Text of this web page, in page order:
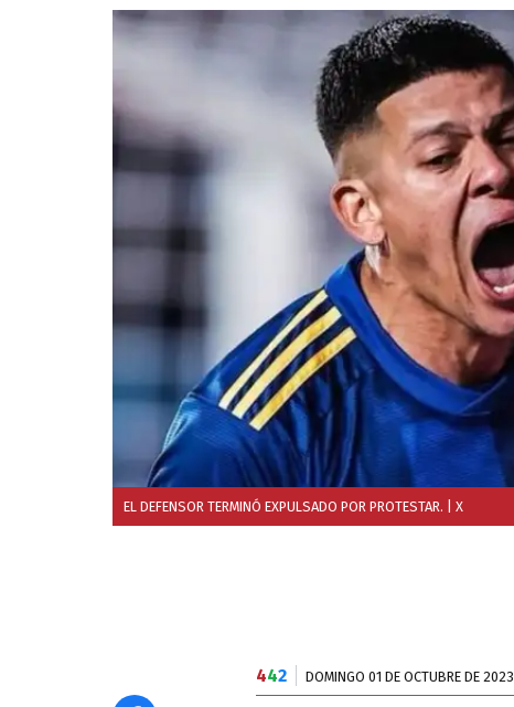
EL DEFENSOR TERMINÓ EXPULSADO POR PROTESTAR. | X
442 DOMINGO 01 DE OCTUBRE DE 2023